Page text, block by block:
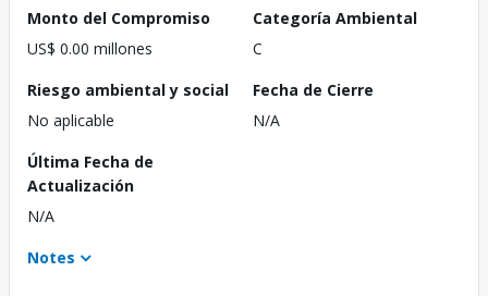
Monto del Compromiso
US$ 0.00 millones
Categoría Ambiental
C
Riesgo ambiental y social
No aplicable
Fecha de Cierre
N/A
Última Fecha de
Actualización
N/A
Notes